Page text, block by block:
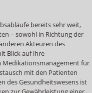
bereits sehr weit,
– sowohl in Richtung der
Akteuren des
Blick auf ihre
Medikationsmanagement für
mit den Patienten
des Gesundheitswesens ist